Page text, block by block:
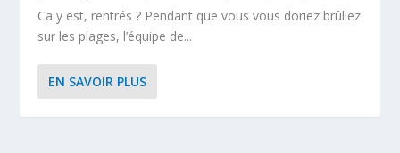
Ca y est, rentrés ? Pendant que vous vous doriez brûliez
sur les plages, l’équipe de...
EN SAVOIR PLUS